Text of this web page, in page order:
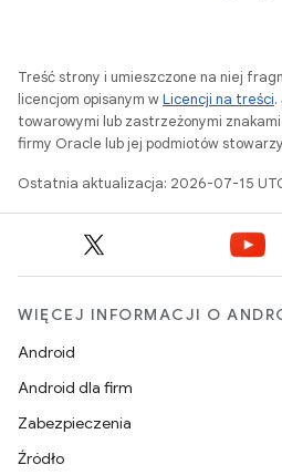
Treść strony i umieszczone na niej
licencjom opisanym wLicencji na treści
towarowymi lub zastrzeżonymi
firmy Oracle lub jej podmiotów
Ostatnia aktualizacja: 2026-07-15
WIĘCEJ INFORMACJI O
Android
Android dla firm
Zabezpieczenia
Źródło